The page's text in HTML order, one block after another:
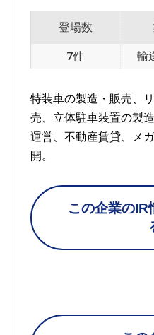
登場数
7件 輸
特装車の製造・販売、
売、立体駐車装置の製
運営、不動産賃貸、メ
開。
この企業のIR